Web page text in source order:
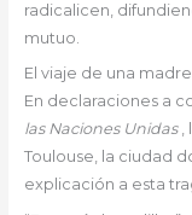
radicalicen,
mutuo.
El viaje de una
En declaraciones a
las Naciones Unidas,
Toulouse, la ciudad
explicación a esta